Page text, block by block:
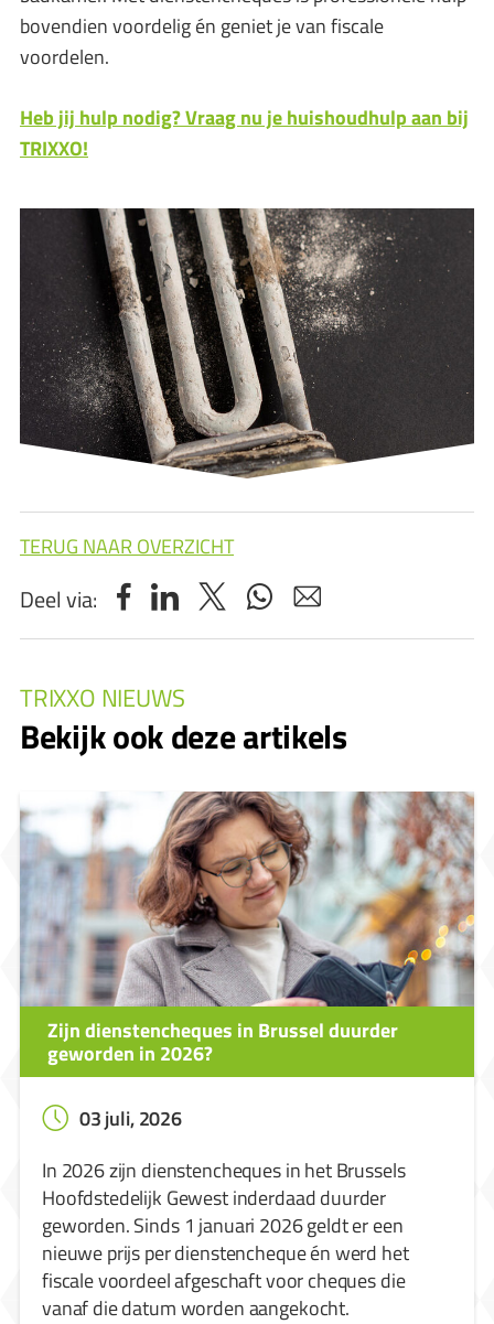
bovendien voordelig én geniet je van fiscale
voordelen.
Heb jij hulp nodig? Vraag nu je huishoudhulp aan bij
TRIXXO!
TERUG NAAR OVERZICHT
Deel via:
TRIXXO NIEUWS
Bekijk ook deze artikels
Zijn dienstencheques in Brussel duurder
geworden in 2026?
03 juli, 2026
In 2026 zijn dienstencheques in het Brussels
Hoofdstedelijk Gewest inderdaad duurder
geworden. Sinds 1 januari 2026 geldt er een
nieuwe prijs per dienstencheque én werd het
fiscale voordeel afgeschaft voor cheques die
vanaf die datum worden aangekocht.